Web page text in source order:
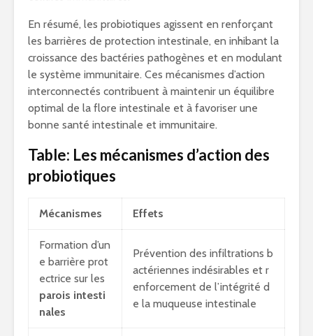
En résumé, les probiotiques agissent en renforçant
les barrières de protection intestinale, en inhibant la
croissance des bactéries pathogènes et en modulant
le système immunitaire. Ces mécanismes d’action
interconnectés contribuent à maintenir un équilibre
optimal de la flore intestinale et à favoriser une
bonne santé intestinale et immunitaire.
Table: Les mécanismes d’action des
probiotiques
Mécanismes Effets
Formation d’un
e barrière prot
ectrice sur les
parois intesti
nales
Prévention des infiltrations b
actériennes indésirables et r
enforcement de l’intégrité d
e la muqueuse intestinale